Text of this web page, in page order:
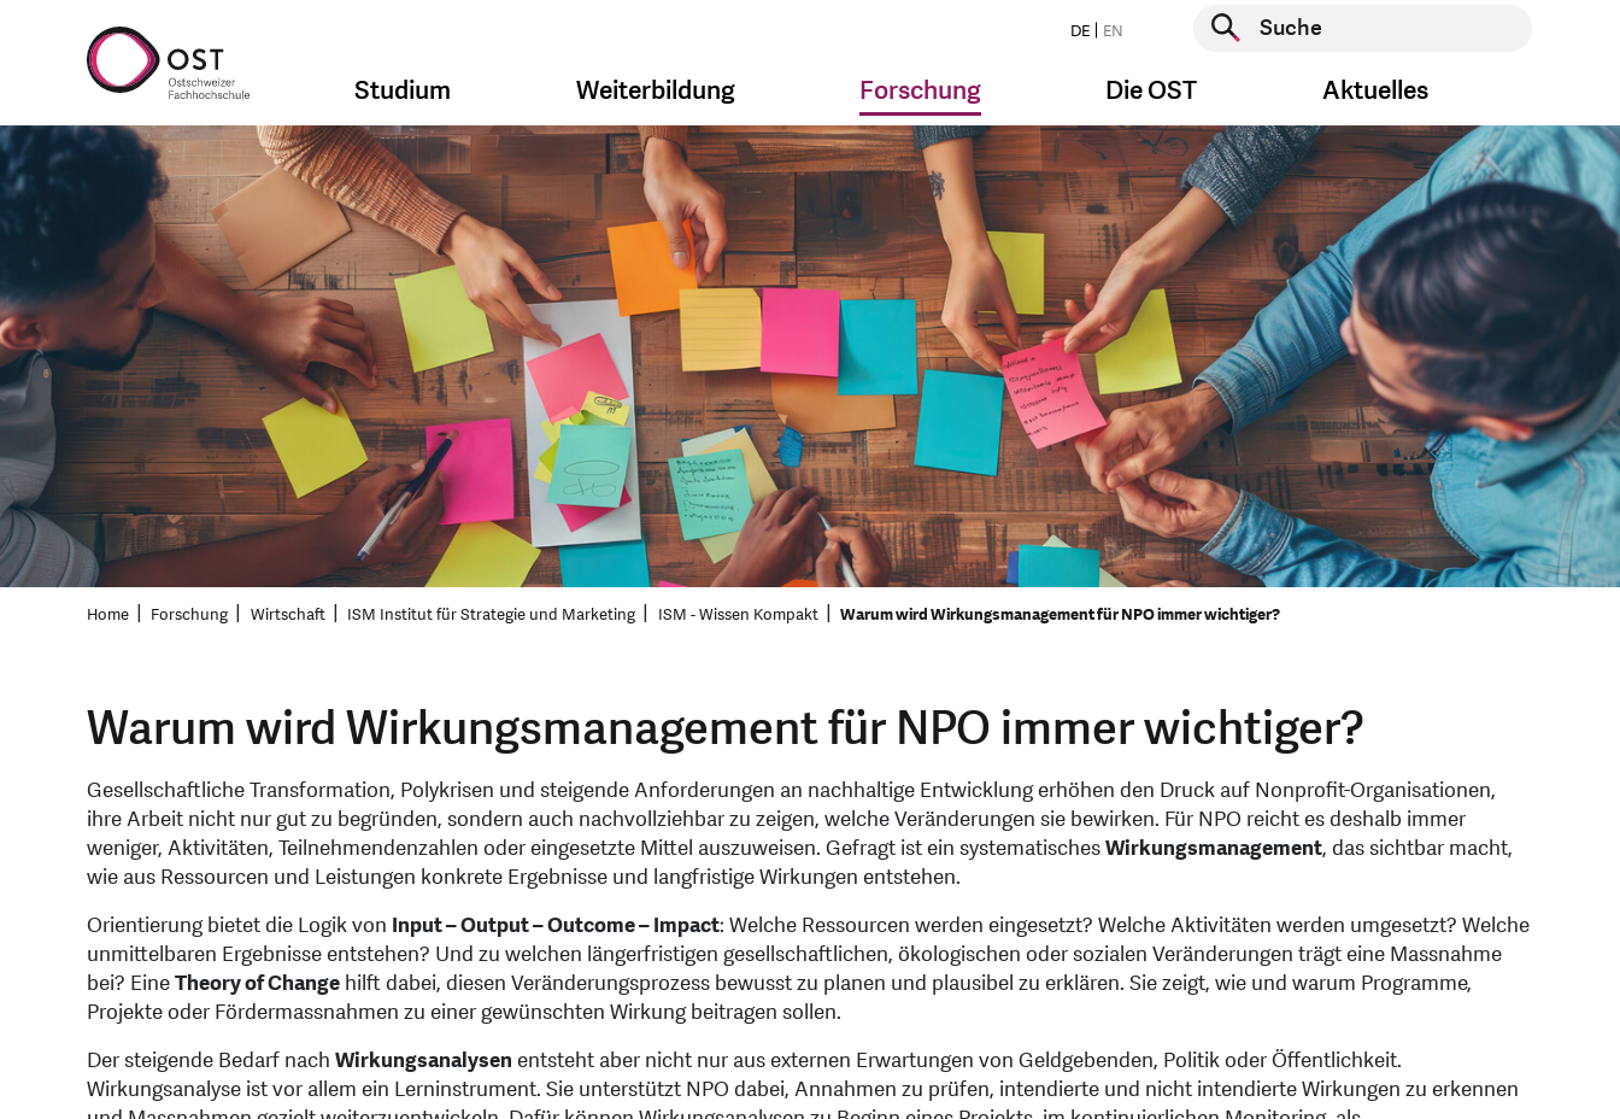
DE EN
Suche starten
Studium Weiterbildung Forschung Die OST Aktuelles
Home Forschung Wirtschaft ISM Institut für Strategie und Marketing ISM - Wissen Kompakt Warum wird Wirkungsmanagement für NPO immer wichtiger?
Warum wird Wirkungsmanagement für NPO immer wichtiger?
Gesellschaftliche Transformation, Polykrisen und steigende Anforderungen an nachhaltige Entwicklung erhöhen den Druck auf Nonprofit-Organisationen,
ihre Arbeit nicht nur gut zu begründen, sondern auch nachvollziehbar zu zeigen, welche Veränderungen sie bewirken. Für NPO reicht es deshalb immer
weniger, Aktivitäten, Teilnehmendenzahlen oder eingesetzte Mittel auszuweisen. Gefragt ist ein systematischesWirkungsmanagement, das sichtbar macht,
wie aus Ressourcen und Leistungen konkrete Ergebnisse und langfristige Wirkungen entstehen.
Orientierung bietet die Logik von Input – Output – Outcome – Impact: Welche Ressourcen werden eingesetzt? Welche Aktivitäten werden umgesetzt? Welche
unmittelbaren Ergebnisse entstehen? Und zu welchen längerfristigen gesellschaftlichen, ökologischen oder sozialen Veränderungen trägt eine Massnahme
bei? EineTheory of Change hilft dabei, diesen Veränderungsprozess bewusst zu planen und plausibel zu erklären. Sie zeigt, wie und warum Programme,
Projekte oder Fördermassnahmen zu einer gewünschten Wirkung beitragen sollen.
Der steigende Bedarf nach Wirkungsanalysen entsteht aber nicht nur aus externen Erwartungen von Geldgebenden, Politik oder Öffentlichkeit.
Wirkungsanalyse ist vor allem ein Lerninstrument. Sie unterstützt NPO dabei, Annahmen zu prüfen, intendierte und nicht intendierte Wirkungen zu erkennen